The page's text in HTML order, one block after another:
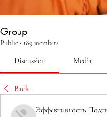
Group
Public · 189 members
Discussion Media
Back
Эффективность